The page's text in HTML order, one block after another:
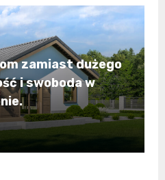
zamiast dużego
i swoboda w